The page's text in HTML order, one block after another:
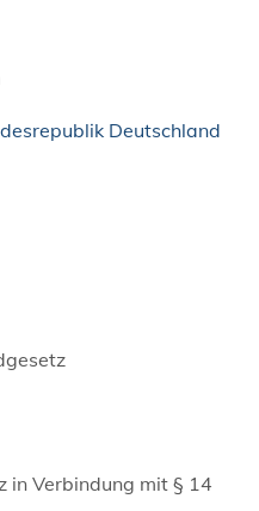
Deutschland
in Verbindung mit § 14